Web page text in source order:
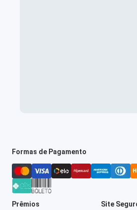
Formas de Pagamento
Prêmios Site